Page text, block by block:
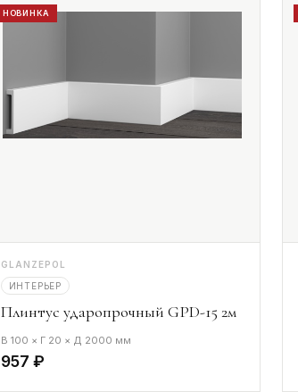
НОВИНКА
GLANZEPOL
ИНТЕРЬЕР
Плинтус ударопрочный GPD-15 2м
В 100 × Г 20 × Д 2000 мм
957 ₽